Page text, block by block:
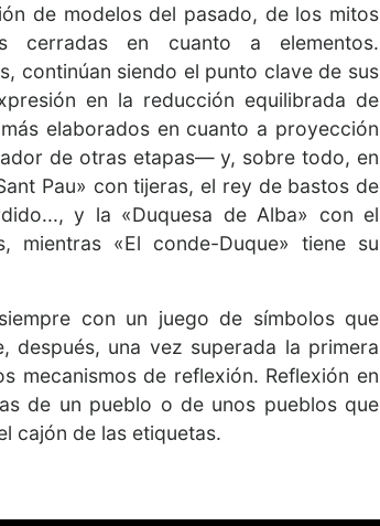
de modelos del pasado, de los mitos
cerradas en cuanto a elementos.
continúan siendo el punto clave de sus
en la reducción equilibrada de
elaborados en cuanto a proyección
de otras etapas— y, sobre todo, en
Pau» con tijeras, el rey de bastos de
y la «Duquesa de Alba» con el
mientras «El conde-Duque» tiene su
con un juego de símbolos que
después, una vez superada la primera
mecanismos de reflexión. Reflexión en
de un pueblo o de unos pueblos que
cajón de las etiquetas.